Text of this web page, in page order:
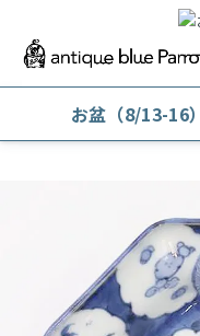
お盆（8/13-16
和陶磁器 向付・な